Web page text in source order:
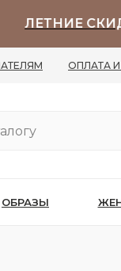
ЛЕТНИЕ
ОПЛАТА
ОБРАЗЫ